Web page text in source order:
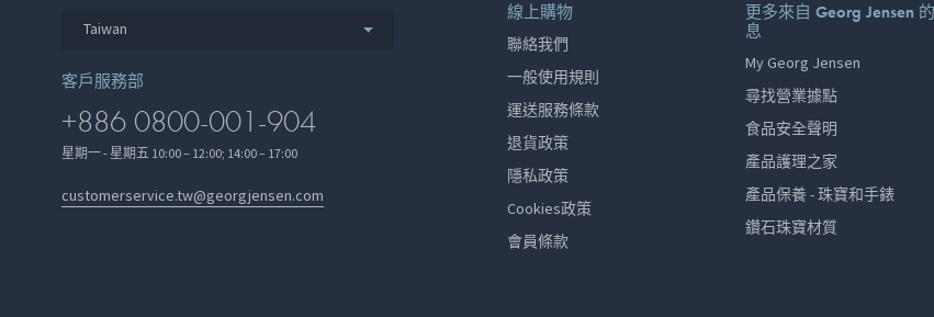
Taiwan
客戶服務部
+886 0800-001-904
星期一 - 星期五 10:00 – 12:00; 14:00 – 17:00
customerservice.tw@georgjensen.com
線上購物
聯絡我們
一般使用規則
運送服務條款
退貨政策
隱私政策
Cookies政策
會員條款
更多來自 Georg Jensen
息
My Georg Jensen
尋找營業據點
食品安全聲明
產品護理之家
產品保養 - 珠寶和手錶
鑽石珠寶材質